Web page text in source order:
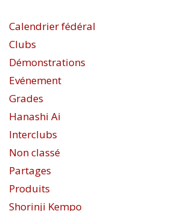
Calendrier fédéral
Clubs
Démonstrations
Evénement
Grades
Hanashi Ai
Interclubs
Non classé
Partages
Produits
Shorinji Kempo